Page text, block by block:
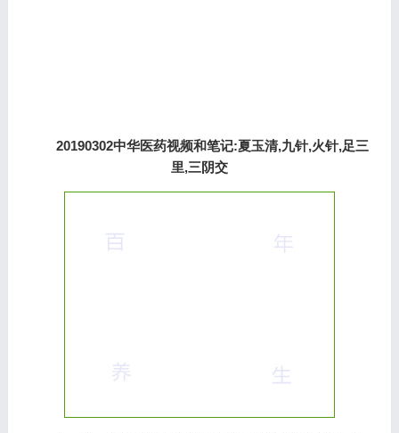
20190302中华医药视频和笔记:夏玉清,九针,火针,足三
里,三阴交